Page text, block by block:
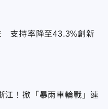
支持率降至43.3%創新
江！掀「暴雨車輪戰」連